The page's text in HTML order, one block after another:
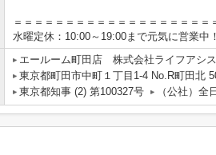
＝＝＝＝＝＝＝＝＝＝＝＝＝＝＝＝＝＝＝
水曜定休：10:00～19:00まで元気に営業中！
エールーム町田店 株式会社ライフアシ
東京都町田市中町１丁目1-4 No.R町田北
東京都知事 (2) 第100327号
（公社）